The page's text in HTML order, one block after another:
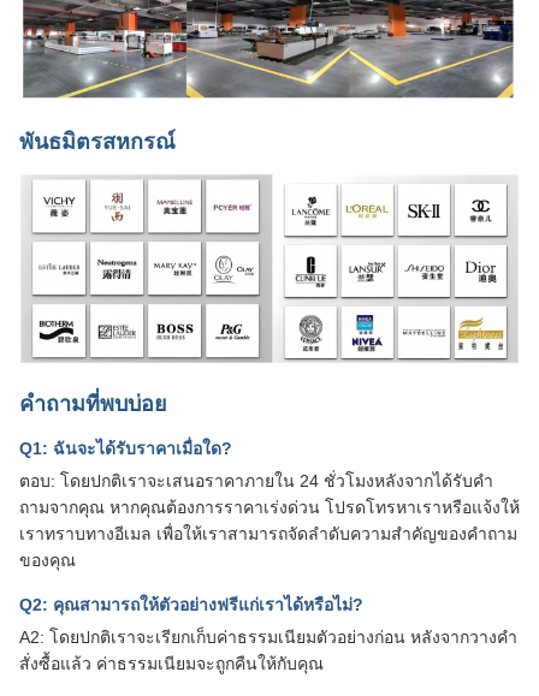
พันธมิตรสหกรณ์
คำถามที่พบบ่อย
Q1: ฉันจะได้รับราคาเมื่อใด?
ตอบ: โดยปกติเราจะเสนอราคาภายใน 24 ชั่วโมงหลังจากได้รับคำ
ถามจากคุณ หากคุณต้องการราคาเร่งด่วน โปรดโทรหาเราหรือแจ้งให้
เราทราบทางอีเมล เพื่อให้เราสามารถจัดลำดับความสำคัญของคำถาม
ของคุณ
Q2: คุณสามารถให้ตัวอย่างฟรีแก่เราได้หรือไม่?
A2: โดยปกติเราจะเรียกเก็บค่าธรรมเนียมตัวอย่างก่อน หลังจากวางคำ
สั่งซื้อแล้ว ค่าธรรมเนียมจะถูกคืนให้กับคุณ